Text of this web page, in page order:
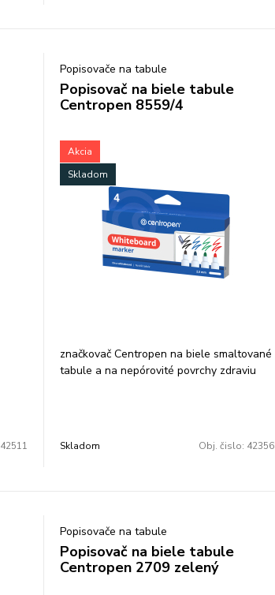
42511
Popisovače na tabule
Popisovač na biele tabule
Centropen 8559/4
Akcia
Skladom
značkovač Centropen na biele smaltované
tabule a na nepórovité povrchy zdraviu
Skladom Obj. čislo: 42356
Popisovače na tabule
Popisovač na biele tabule
Centropen 2709 zelený